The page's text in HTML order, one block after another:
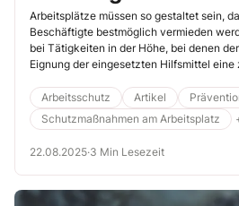
Förderanlage
Arbeitsplätze müssen so gestaltet sein,
Beschäftigte bestmöglich vermieden
bei Tätigkeiten in der Höhe, bei denen
Eignung der eingesetzten Hilfsmittel eine
Wartungsarbeiten an einer seitlich
zu einem schweren Unfall, bei dem ein
stürzte.
Arbeitsschutz Artikel
Schutzmaßnahmen am Arbeitsplatz
22.08.2025·3 Min Lesezeit